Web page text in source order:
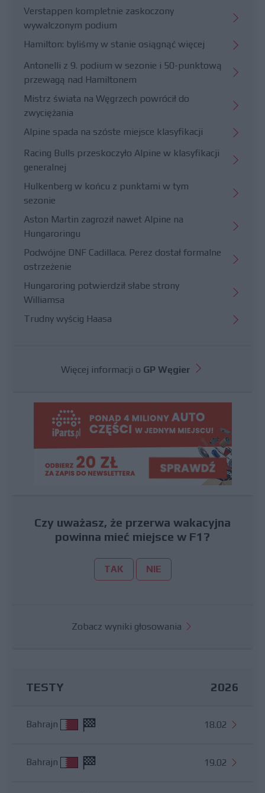
Verstappen kompletnie zaskoczony
wywalczonym podium
Hamilton: byliśmy w stanie osiągnąć więcej
Antonelli z 9. podium w sezonie i 50-punktową
przewagą nad Hamiltonem
Mistrz świata na Węgrzech powrócił do
zwyciężania
Alpine spada na szóste miejsce klasyfikacji
Racing Bulls przeskoczyło Alpine w klasyfikacji
generalnej
Hulkenberg w końcu z punktami w tym
sezonie
Aston Martin zagroził nawet Alpine na
Hungaroringu
Podwójne DNF Cadillaca. Perez dostał formalne
ostrzeżenie
Hungaroring potwierdził słabe strony
Williamsa
Trudny wyścig Haasa
Więcej informacji o GP Węgier
Czy uważasz, że przerwa wakacyjna
powinna mieć miejsce w F1?
TAK NIE
Zobacz wyniki głosowania
TESTY 2026
Bahrajn 18.02
Bahrajn 19.02